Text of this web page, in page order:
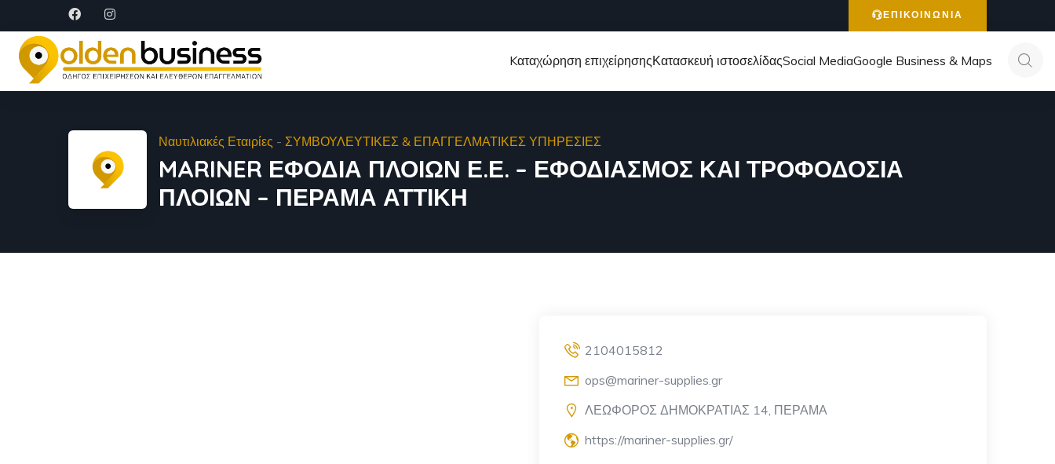
ΕΠΙΚΟΙΝΩΝΙΑ
Kαταχώρηση επιχείρησηςΚατασκευή ιστοσελίδαςSocial MediaGoogle Business & Maps
Ναυτιλιακές Εταιρίες - ΣΥΜΒΟΥΛΕΥΤΙΚΕΣ & ΕΠΑΓΓΕΛΜΑΤΙΚΕΣ ΥΠΗΡΕΣΙΕΣ
MARINER ΕΦΟΔΙΑ ΠΛΟΙΩΝ Ε.Ε. – ΕΦΟΔΙΑΣΜΟΣ ΚΑΙ ΤΡΟΦΟΔΟΣΙΑ
ΠΛΟΙΩΝ – ΠΕΡΑΜΑ ΑΤΤΙΚΗ
2104015812
ops@mariner-supplies.gr
ΛΕΩΦΟΡΟΣ ΔΗΜΟΚΡΑΤΙΑΣ 14, ΠΕΡΑΜΑ
https://mariner-supplies.gr/